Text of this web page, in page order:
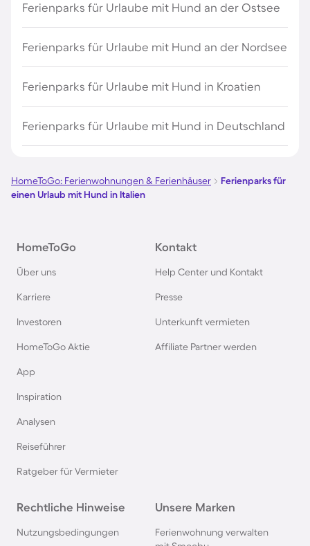
Ferienparks für Urlaube mit Hund an der Ostsee
Ferienparks für Urlaube mit Hund an der Nordsee
Ferienparks für Urlaube mit Hund in Kroatien
Ferienparks für Urlaube mit Hund in Deutschland
HomeToGo: Ferienwohnungen & Ferienhäuser
Ferienparks für
einen Urlaub mit Hund in Italien
HomeToGo
Über uns
Karriere
Investoren
HomeToGo Aktie
App
Inspiration
Analysen
Reiseführer
Ratgeber für Vermieter
Kontakt
Help Center und Kontakt
Presse
Unterkunft vermieten
Affiliate Partner werden
Rechtliche Hinweise
Nutzungsbedingungen
Unsere Marken
Ferienwohnung verwalten